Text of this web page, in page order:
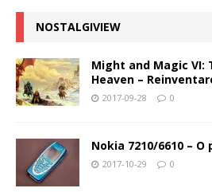
NOSTALGIVIEW
Might and Magic VI:
Heaven –
2017-09-28 0
Nokia 7210/6610 –
2017-10-29 0